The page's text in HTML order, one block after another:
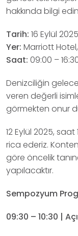
hakkında bilgi
Tarih: 16 Eylül 2025
Yer: Marriott
Saat: 09:00 –
Denizciliğin
veren değerli
görmekten onur
12 Eylül 2025,
rica ederiz.
göre öncelik
yapılacaktır.
Sempozyum
09:30 – 10:30 |